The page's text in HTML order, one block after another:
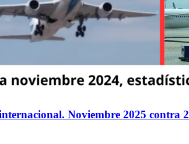
Noviembre 2025